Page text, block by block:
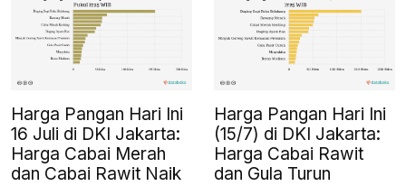
Harga Pangan Hari Ini
16 Juli di DKI Jakarta:
Harga Cabai Merah
dan Cabai Rawit Naik
Harga Pangan Hari Ini
(15/7) di DKI Jakarta:
Harga Cabai Rawit
dan Gula Turun